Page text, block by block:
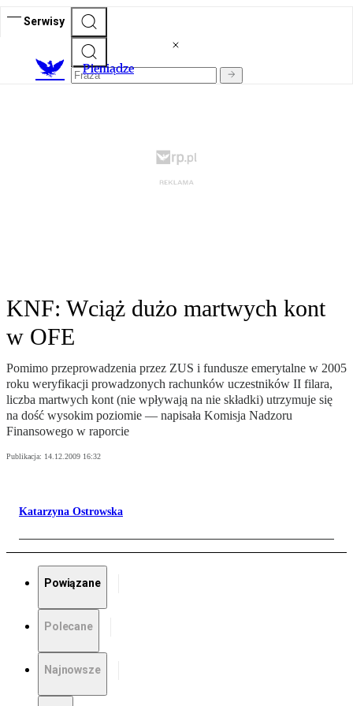
Serwisy
Pieniądze
KNF: Wciąż dużo martwych kont
w OFE
Pomimo przeprowadzenia przez ZUS i fundusze emerytalne w 2005
roku weryfikacji prowadzonych rachunków uczestników II filara,
liczba martwych kont (nie wpływają na nie składki) utrzymuje się
na dość wysokim poziomie — napisała Komisja Nadzoru
Finansowego w raporcie
Publikacja: 14.12.2009 16:32
Katarzyna Ostrowska
Powiązane
Polecane
Najnowsze